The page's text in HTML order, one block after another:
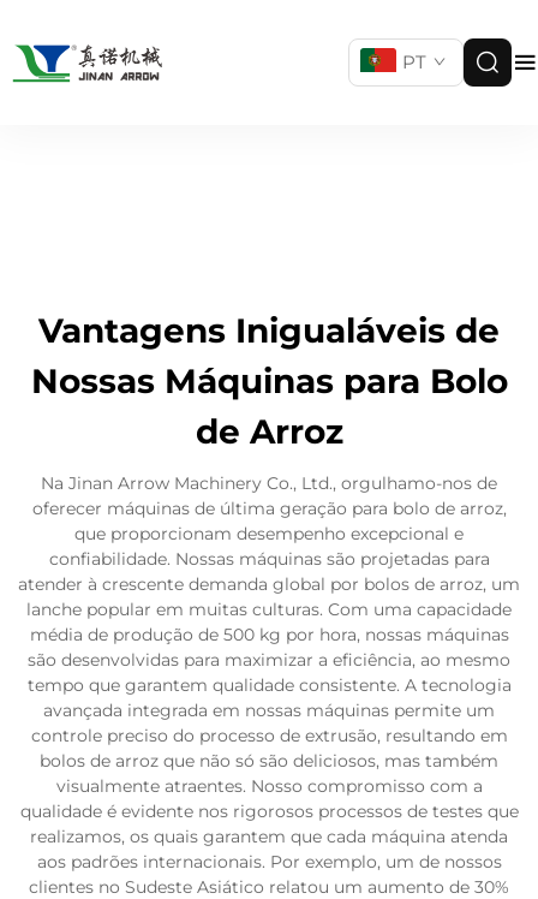
PT
Vantagens Inigualáveis de
Nossas Máquinas para Bolo
de Arroz
Na Jinan Arrow Machinery Co., Ltd., orgulhamo-nos de
oferecer máquinas de última geração para bolo de arroz,
que proporcionam desempenho excepcional e
confiabilidade. Nossas máquinas são projetadas para
atender à crescente demanda global por bolos de arroz, um
lanche popular em muitas culturas. Com uma capacidade
média de produção de 500 kg por hora, nossas máquinas
são desenvolvidas para maximizar a eficiência, ao mesmo
tempo que garantem qualidade consistente. A tecnologia
avançada integrada em nossas máquinas permite um
controle preciso do processo de extrusão, resultando em
bolos de arroz que não só são deliciosos, mas também
visualmente atraentes. Nosso compromisso com a
qualidade é evidente nos rigorosos processos de testes que
realizamos, os quais garantem que cada máquina atenda
aos padrões internacionais. Por exemplo, um de nossos
clientes no Sudeste Asiático relatou um aumento de 30%